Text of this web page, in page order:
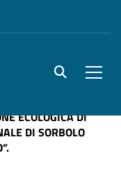
site.searc
ECOLOGICA DI
DI SORBOLO